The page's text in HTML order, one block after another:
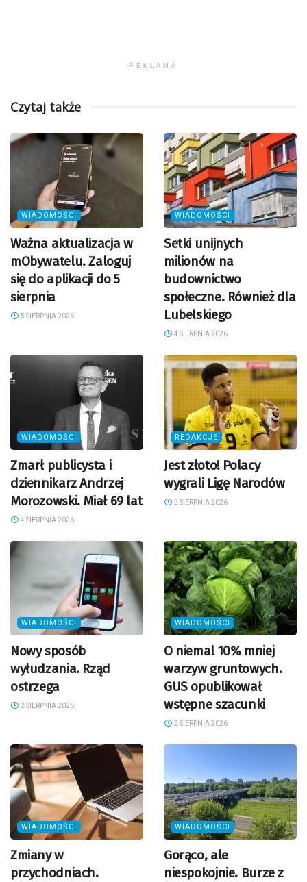
REKLAMA
Czytaj także
WIADOMOŚCI
Ważna aktualizacja w
mObywatelu. Zaloguj
się do aplikacji do 5
sierpnia
5 SIERPNIA 2026
WIADOMOŚCI
Setki unijnych
milionów na
budownictwo
społeczne. Również dla
Lubelskiego
4 SIERPNIA 2026
WIADOMOŚCI
Zmarł publicysta i
dziennikarz Andrzej
Morozowski. Miał 69 lat
4 SIERPNIA 2026
REDAKCJE
Jest złoto! Polacy
wygrali Ligę Narodów
2 SIERPNIA 2026
WIADOMOŚCI
Nowy sposób
wyłudzania. Rząd
ostrzega
2 SIERPNIA 2026
WIADOMOŚCI
O niemal 10% mniej
warzyw gruntowych.
GUS opublikował
wstępne szacunki
2 SIERPNIA 2026
WIADOMOŚCI
Zmiany w
przychodniach.
WIADOMOŚCI
Gorąco, ale
niespokojnie. Burze z